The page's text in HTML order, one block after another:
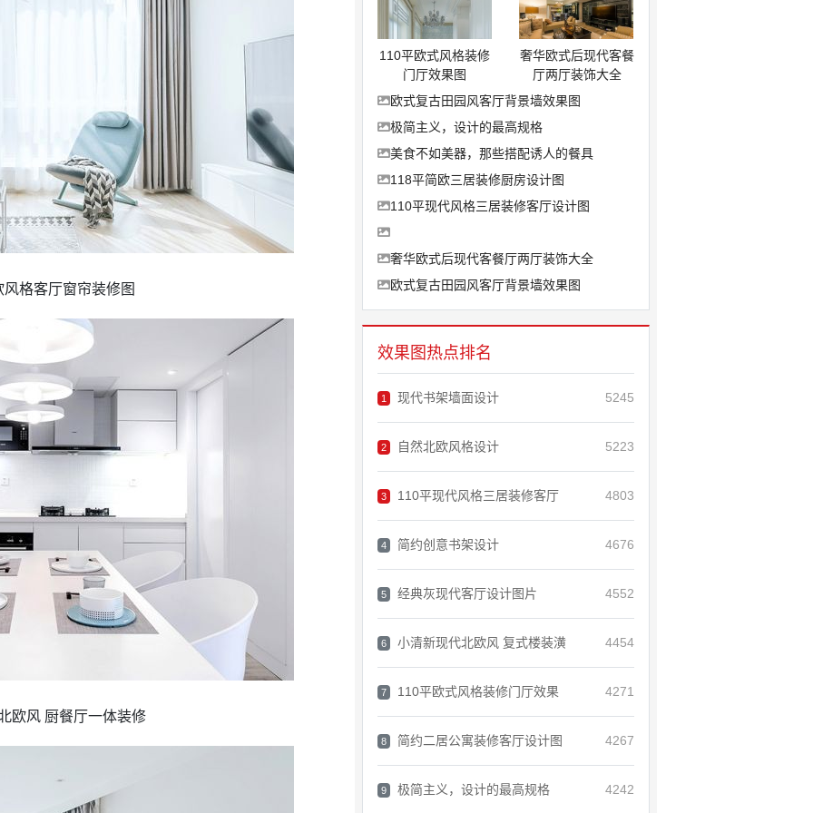
风格客厅窗帘装修图
欧风 厨餐厅一体装修
110平欧式风格装修
门厅效果图
奢华欧式后现代客餐
厅两厅装饰大全
欧式复古田园风客厅背景墙效果图
极简主义，设计的最高规格
美食不如美器，那些搭配诱人的餐具
118平简欧三居装修厨房设计图
110平现代风格三居装修客厅设计图
奢华欧式后现代客餐厅两厅装饰大全
欧式复古田园风客厅背景墙效果图
效果图热点排名
1 现代书架墙面设计 5245
2 自然北欧风格设计 5223
3 110平现代风格三居装修客厅 4803
4 简约创意书架设计 4676
5 经典灰现代客厅设计图片 4552
6 小清新现代北欧风 复式楼装潢 4454
7 110平欧式风格装修门厅效果 4271
8 简约二居公寓装修客厅设计图 4267
9 极简主义，设计的最高规格 4242